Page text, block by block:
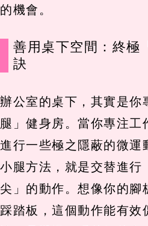
的機會。
善用桌下空間：終極
訣
辦公室的桌下，其實是你
腿」健身房。當你專注工
進行一些極之隱蔽的微運
小腿方法，就是交替進行
尖」的動作。想像你的腳
踩踏板，這個動作能有效